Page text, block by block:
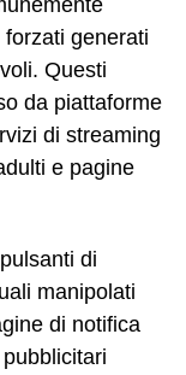
generati
Questi
da piattaforme
di streaming
e pagine
di
manipolati
di notifica